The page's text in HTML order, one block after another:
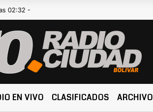
-
EN VIVO CLASIFICADOS ARCHIVO